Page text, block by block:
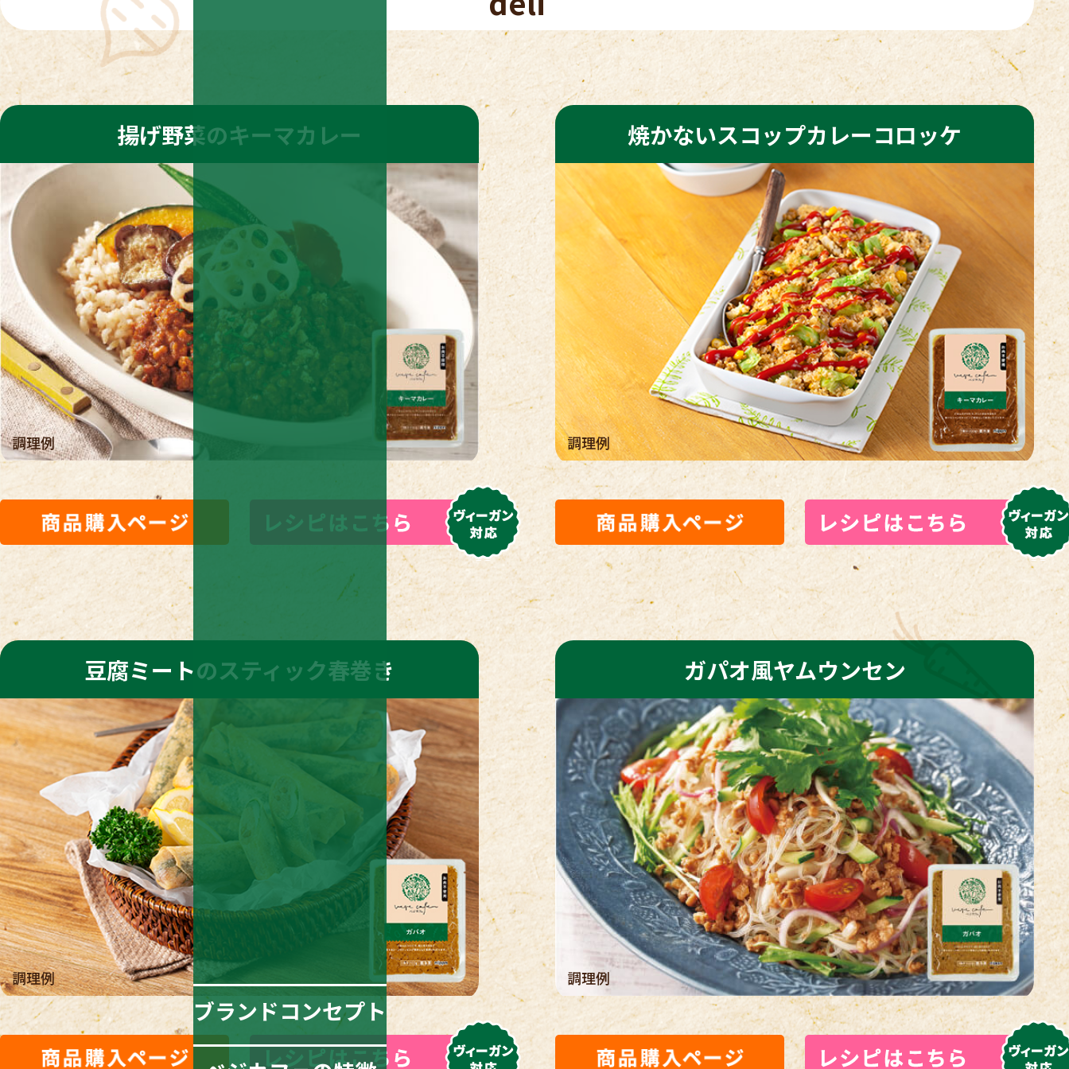
ブランドコンセプト
揚げ野菜のキーマカレー
調理例
焼かないスコップカレーコロッケ
調理例
豆腐ミートのスティック春巻き
調理例
ガパオ風ヤムウンセン
調理例